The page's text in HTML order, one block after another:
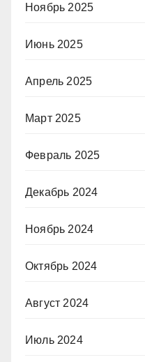
Ноябрь 2025
Июнь 2025
Апрель 2025
Март 2025
Февраль 2025
Декабрь 2024
Ноябрь 2024
Октябрь 2024
Август 2024
Июль 2024